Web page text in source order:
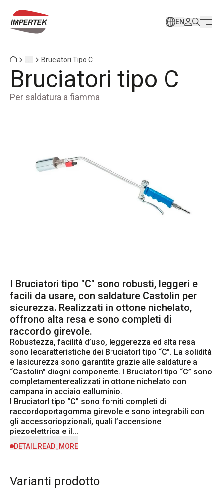
EN
Bruciatori Tipo C
Bruciatori tipo C
Per saldatura a fiamma
I Bruciatori tipo "C" sono robusti, leggeri e
facili da usare, con saldature Castolin per
sicurezza. Realizzati in ottone nichelato,
offrono alta resa e sono completi di
raccordo girevole.
Robustezza, facilità d’uso, leggerezza ed alta resa
sono lecaratteristiche dei BruciatorI tipo “C”. La solidità
e lasicurezza sono garantite grazie alle saldature a
“Castolin” diogni componente. I BruciatorI tipo “C” sono
completamenterealizzati in ottone nichelato con
campana in acciaio ealluminio.
I BruciatorI tipo “C” sono forniti completi di
raccordoportagomma girevole e sono integrabili con
gli accessoriopzionali, quali l’accensione
piezoelettrica e il...
DETAIL.READ_MORE
Varianti prodotto